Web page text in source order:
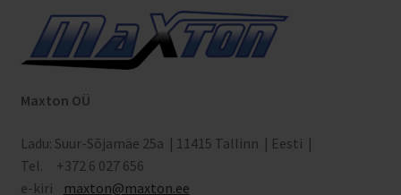
Maxton OÜ
Ladu: Suur-Sõjamäe 25a | 11415 Tallinn | Eesti |
Tel. +372 6 027 656
e-kiri
maxton@maxton.ee